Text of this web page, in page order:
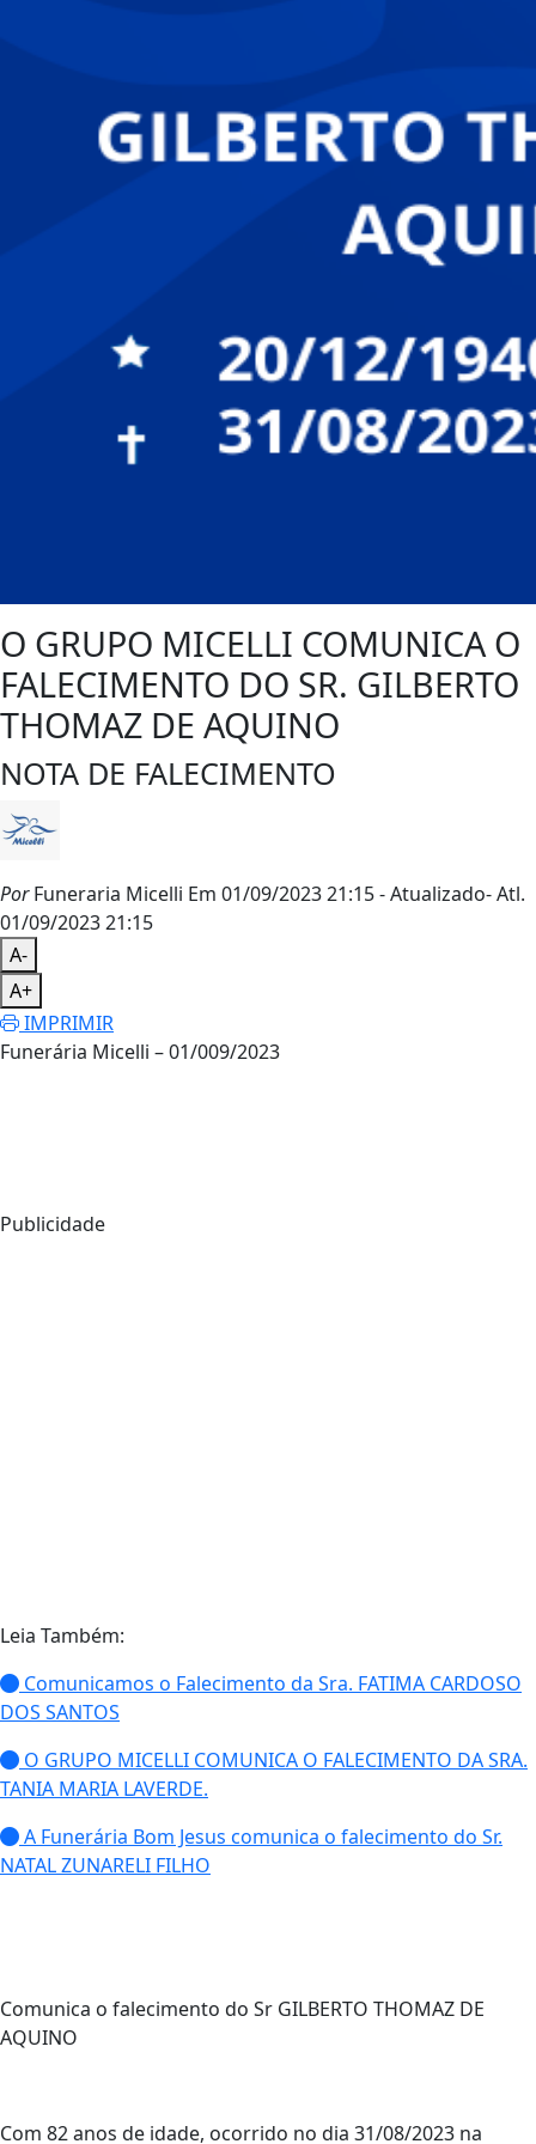
O GRUPO MICELLI COMUNICA O
FALECIMENTO DO SR. GILBERTO
THOMAZ DE AQUINO
NOTA DE FALECIMENTO
PorFuneraria Micelli Em 01/09/2023 21:15- Atualizado- Atl.
01/09/2023 21:15
A-
A+
IMPRIMIR
Funerária Micelli – 01/009/2023
Publicidade
Leia Também:
Comunicamos o Falecimento da Sra. FATIMA CARDOSO
DOS SANTOS
O GRUPO MICELLI COMUNICA O FALECIMENTO DA SRA.
TANIA MARIA LAVERDE.
A Funerária Bom Jesus comunica o falecimento do Sr.
NATAL ZUNARELI FILHO
Comunica o falecimento do Sr GILBERTO THOMAZ DE
AQUINO
Com 82 anos de idade, ocorrido no dia 31/08/2023 na